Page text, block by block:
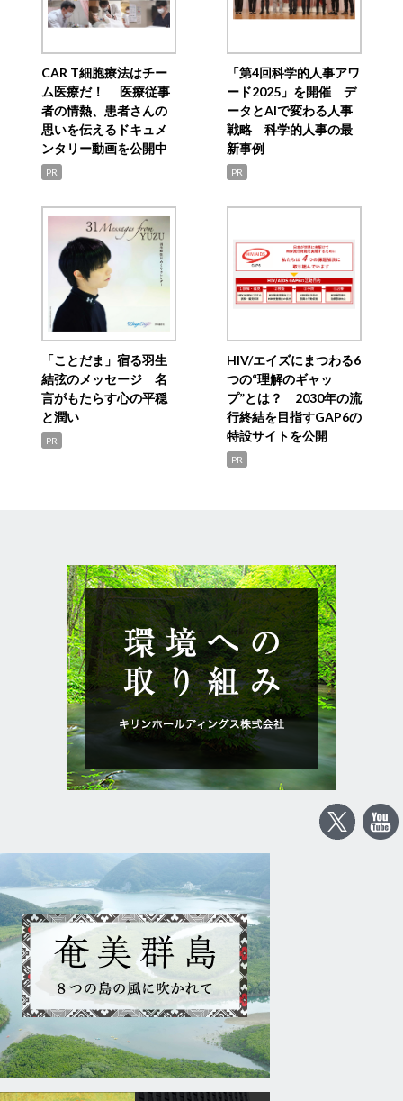
CAR T細胞療法はチー
ム医療だ！ 医療従事
者の情熱、患者さんの
思いを伝えるドキュメ
ンタリー動画を公開中
PR
「第4回科学的人事アワ
ード2025」を開催 デ
ータとAIで変わる人事
戦略 科学的人事の最
新事例
PR
「ことだま」宿る羽生
結弦のメッセージ 名
言がもたらす心の平穏
と潤い
PR
HIV/エイズにまつわる6
つの“理解のギャッ
プ”とは？ 2030年の流
行終結を目指すGAP6の
特設サイトを公開
PR